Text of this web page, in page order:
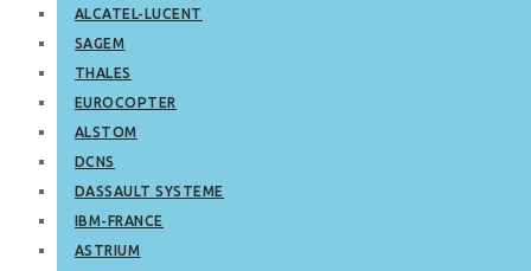
ALCATEL-LUCENT
SAGEM
THALES
EUROCOPTER
ALSTOM
DCNS
DASSAULT SYSTEME
IBM-FRANCE
ASTRIUM